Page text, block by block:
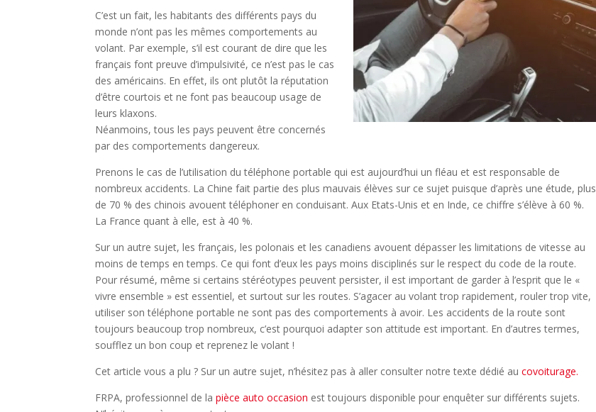
C’est un fait, les habitants des différents pays du
monde n’ont pas les mêmes comportements au
volant. Par exemple, s’il est courant de dire que les
français font preuve d’impulsivité, ce n’est pas le cas
des américains. En effet, ils ont plutôt la réputation
d’être courtois et ne font pas beaucoup usage de
leurs klaxons.
Néanmoins, tous les pays peuvent être concernés
par des comportements dangereux.
Prenons le cas de l’utilisation du téléphone portable qui est aujourd’hui un fléau et est responsable de
nombreux accidents. La Chine fait partie des plus mauvais élèves sur ce sujet puisque d’après une étude, plus
de 70 % des chinois avouent téléphoner en conduisant. Aux Etats-Unis et en Inde, ce chiffre s’élève à 60 %.
La France quant à elle, est à 40 %.
Sur un autre sujet, les français, les polonais et les canadiens avouent dépasser les limitations de vitesse au
moins de temps en temps. Ce qui font d’eux les pays moins disciplinés sur le respect du code de la route.
Pour résumé, même si certains stéréotypes peuvent persister, il est important de garder à l’esprit que le «
vivre ensemble » est essentiel, et surtout sur les routes. S’agacer au volant trop rapidement, rouler trop vite,
utiliser son téléphone portable ne sont pas des comportements à avoir. Les accidents de la route sont
toujours beaucoup trop nombreux, c’est pourquoi adapter son attitude est important. En d’autres termes,
soufflez un bon coup et reprenez le volant !
Cet article vous a plu ? Sur un autre sujet, n’hésitez pas à aller consulter notre texte dédié aucovoiturage.
FRPA, professionnel de lapièce auto occasion est toujours disponible pour enquêter sur différents sujets.